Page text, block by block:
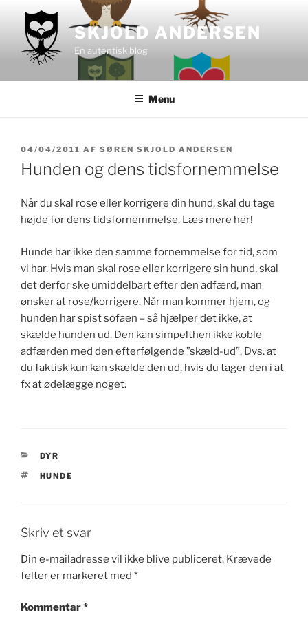
indhold
SKJOLD ANDERSEN
En autentisk blog
Menu
UDGIVET
DEN
04/04/2011 AF SØREN SKJOLD ANDERSEN
Hunden og dens tidsfornemmelse
Når du skal rose eller korrigere din hund, skal du tage
højde for dens tidsfornemmelse. Læs mere her!
Hunde har ikke den samme fornemmelse for tid, som
vi har. Hvis man skal rose eller korrigere sin hund, skal
det derfor ske umiddelbart efter den adfærd, man
ønsker at rose/korrigere. Når man kommer hjem, og
hunden har spist sofaen – så hjælper det ikke, at
skælde hunden ud. Den kan simpelthen ikke koble
adfærden med den efterfølgende ”skæld-ud”. Dvs. at
du faktisk kun kan skælde den ud, hvis du tager den i at
fx at ødelægge noget.
KATEGORIER
DYR
TAGS
HUNDE
Skriv et svar
Din e-mailadresse vil ikke blive publiceret. Krævede
felter er markeret med *
Kommentar*